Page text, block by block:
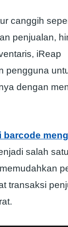
canggih
penjualan,
iReap
pengguna
dengan
barcode
salah
transaksi